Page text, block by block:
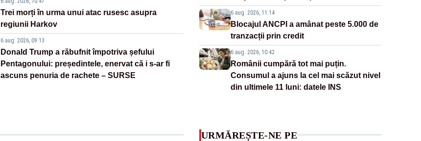
Trei morți în urma unui atac rusesc asupra
regiunii Harkov
6 aug. 2026, 09:13
Donald Trump a răbufnit împotriva șefului
Pentagonului: președintele, enervat că i s-ar fi
ascuns penuria de rachete – SURSE
6 aug. 2026, 11:14
Blocajul ANCPI a amânat peste 5.000 de
tranzacții prin credit
6 aug. 2026, 10:42
Românii cumpără tot mai puțin.
Consumul a ajuns la cel mai scăzut nivel
din ultimele 11 luni: datele INS
URMĂREȘTE-NE PE